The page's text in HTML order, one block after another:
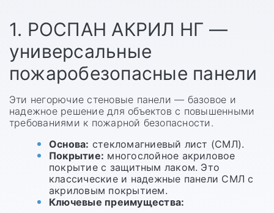
1. РОСПАН АКРИЛ НГ —
универсальные
пожаробезопасные панели
Эти негорючие стеновые панели — базовое и
надежное решение для объектов с повышенными
требованиями к пожарной безопасности.
Основа: стекломагниевый лист (СМЛ).
Покрытие: многослойное акриловое
покрытие с защитным лаком. Это
классические и надежные панели СМЛ с
акриловым покрытием.
Ключевые преимущества: